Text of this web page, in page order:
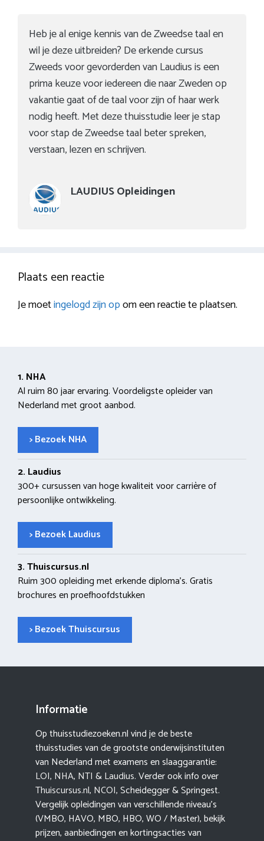
Heb je al enige kennis van de Zweedse taal en
wil je deze uitbreiden? De erkende cursus
Zweeds voor gevorderden van Laudius is een
prima keuze voor iedereen die naar Zweden op
vakantie gaat of de taal voor zijn of haar werk
nodig heeft. Met deze thuisstudie leer je stap
voor stap de Zweedse taal beter spreken,
verstaan, lezen en schrijven.
LAUDIUS Opleidingen
Plaats een reactie
Je moetingelogd zijn opom een reactie te plaatsen.
1. NHA
Al ruim 80 jaar ervaring. Voordeligste opleider van
Nederland met groot aanbod.
> Bezoek NHA
2. Laudius
300+ cursussen van hoge kwaliteit voor carrière of
persoonlijke ontwikkeling.
> Bezoek Laudius
3. Thuiscursus.nl
Ruim 300 opleiding met erkende diploma’s. Gratis
brochures en proefhoofdstukken
> Bezoek Thuiscursus
Informatie
Op thuisstudiezoeken.nl vind je de beste
thuisstudies van de grootste onderwijsinstituten
van Nederland met examens en slaaggarantie:
LOI, NHA, NTI &Laudius. Verder ook info over
Thuiscursus.nl, NCOI, Scheidegger & Springest.
Vergelijk opleidingen van verschillende niveau’s
(VMBO, HAVO, MBO, HBO, WO / Master), bekijk
prijzen, aanbiedingen en kortingsacties van